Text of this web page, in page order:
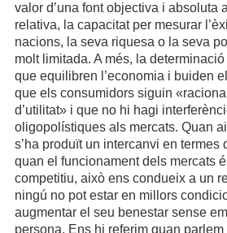
valor d’una font objectiva i absoluta
relativa, la capacitat per mesurar
nacions, la seva riquesa o la seva
molt limitada. A més, la
que equilibren l’economia i buiden
que els consumidors siguin
d’utilitat» i que no hi hagi
oligopolístiques als mercats. Quan
s’ha produït un intercanvi en termes
quan el funcionament dels mercats
competitiu, això ens condueix a un
ningú no pot estar en millors
augmentar el seu benestar sense
persona. Ens hi referim quan